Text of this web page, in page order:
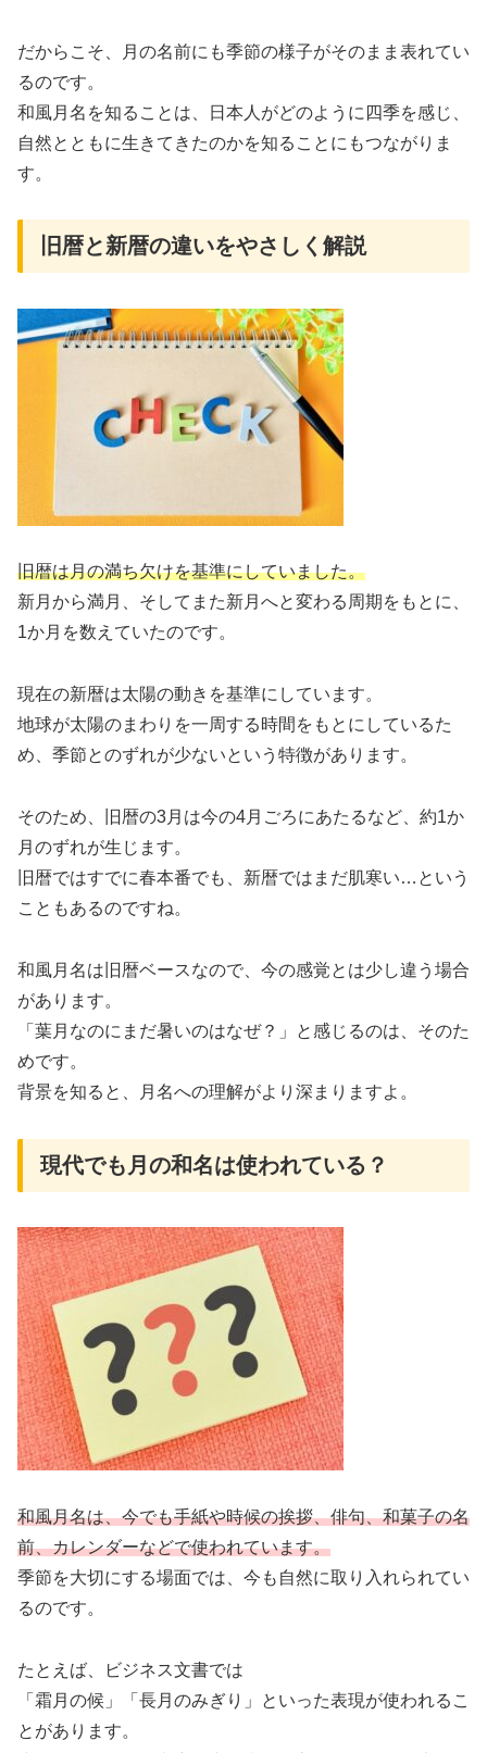
だからこそ、月の名前にも季節の様子がそのまま表れてい
るのです。
和風月名を知ることは、日本人がどのように四季を感じ、
自然とともに生きてきたのかを知ることにもつながりま
す。
旧暦と新暦の違いをやさしく解説
旧暦は月の満ち欠けを基準にしていました。
新月から満月、そしてまた新月へと変わる周期をもとに、
1か月を数えていたのです。
現在の新暦は太陽の動きを基準にしています。
地球が太陽のまわりを一周する時間をもとにしているた
め、季節とのずれが少ないという特徴があります。
そのため、旧暦の3月は今の4月ごろにあたるなど、約1か
月のずれが生じます。
旧暦ではすでに春本番でも、新暦ではまだ肌寒い…という
こともあるのですね。
和風月名は旧暦ベースなので、今の感覚とは少し違う場合
があります。
「葉月なのにまだ暑いのはなぜ？」と感じるのは、そのた
めです。
背景を知ると、月名への理解がより深まりますよ。
現代でも月の和名は使われている？
和風月名は、今でも手紙や時候の挨拶、俳句、和菓子の名
前、カレンダーなどで使われています。
季節を大切にする場面では、今も自然に取り入れられてい
るのです。
たとえば、ビジネス文書では
「霜月の候」「長月のみぎり」といった表現が使われるこ
とがあります。